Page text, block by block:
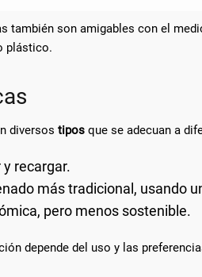
también son amigables con el
plástico.
diversos tipos que se adecuan a
recargar.
más tradicional, usando
pero menos sostenible.
depende del uso y las